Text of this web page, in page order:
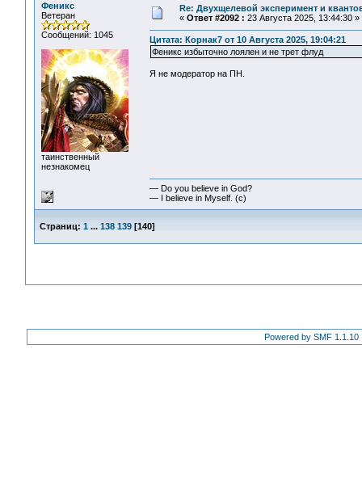
Феникс
Ветеран
Сообщений: 1045
таинственный
незнакомец
Re: Двухщелевой эксперимент и
« Ответ #2092 : 23 Августа 2025, 13:44:30 »
Цитата: Корнак7 от 10 Августа 2025, 19:04:21
Феникс избыточно лоялен и не трет флуд
Я не модератор на ПН.
— Do you believe in God?
— I believe in Myself. (c)
Страниц: 1 ... 138 139 [140]
Powered by SMF 1.1.10